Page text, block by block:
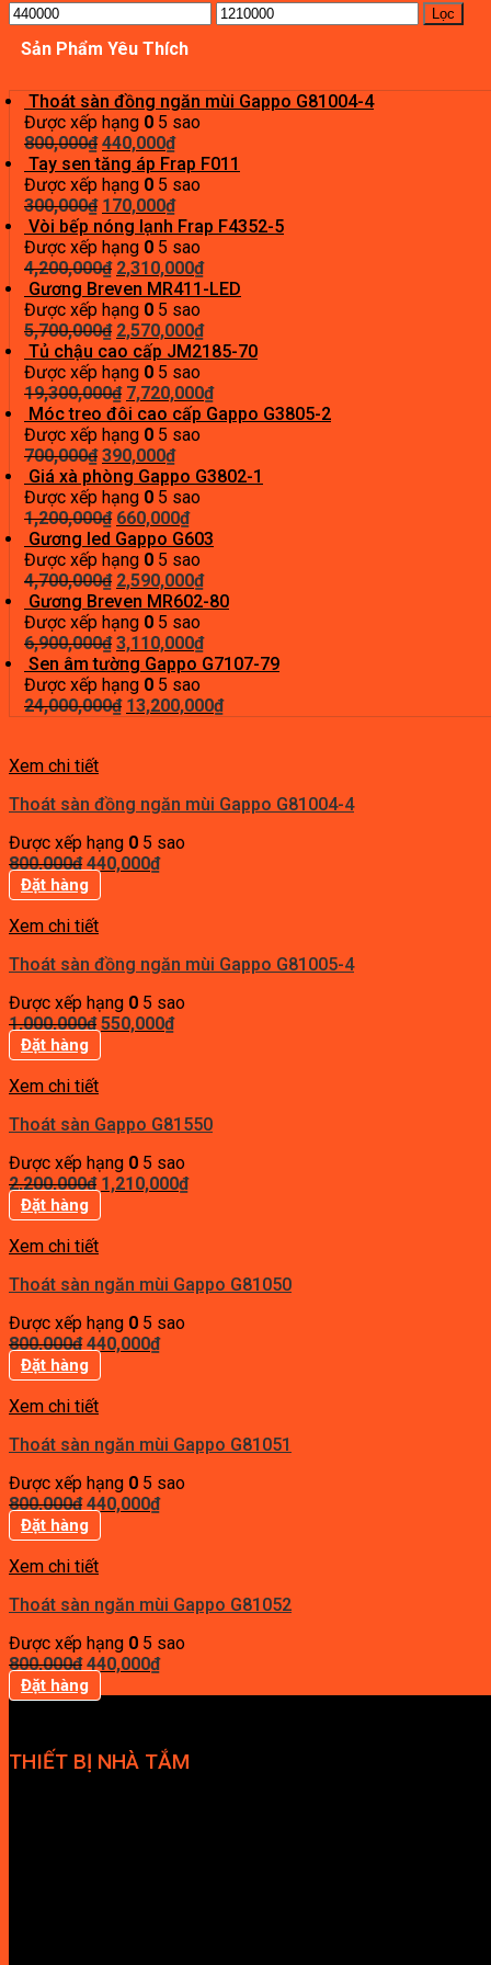
Giá
thấp
nhất
Giá
cao
Lọc
Sản Phẩm Yêu Thích
Thoát sàn đồng ngăn mùi Gappo G81004-4
Được xếp hạng 0 5 sao
800,000₫ Giá
gốc
là:
800,000₫.
440,000₫Giá
hiện
tại
là:
440,000₫.
Tay sen tăng áp Frap F011
Được xếp hạng 0 5 sao
300,000₫ Giá
gốc
là:
300,000₫.
170,000₫Giá
hiện
tại
là:
170,000₫.
Vòi bếp nóng lạnh Frap F4352-5
Được xếp hạng 0 5 sao
4,200,000₫ Giá
gốc
là:
4,200,000₫.
2,310,000₫Giá
hiện
là:
2,310,000₫.
Gương Breven MR411-LED
Được xếp hạng 0 5 sao
5,700,000₫ Giá
gốc
là:
5,700,000₫.
2,570,000₫Giá
hiện
là:
2,570,000₫.
Tủ chậu cao cấp JM2185-70
Được xếp hạng 0 5 sao
19,300,000₫ Giá
gốc
là:
19,300,000₫.
7,720,000₫Giá
hiện
7,720,000₫.
Móc treo đôi cao cấp Gappo G3805-2
Được xếp hạng 0 5 sao
700,000₫ Giá
gốc
là:
700,000₫.
390,000₫Giá
hiện
tại
là:
390,000₫.
Giá xà phòng Gappo G3802-1
Được xếp hạng 0 5 sao
1,200,000₫ Giá
gốc
là:
1,200,000₫.
660,000₫Giá
hiện
tại
là:
660,000₫.
Gương led Gappo G603
Được xếp hạng 0 5 sao
4,700,000₫ Giá
gốc
là:
4,700,000₫.
2,590,000₫Giá
hiện
là:
2,590,000₫.
Gương Breven MR602-80
Được xếp hạng 0 5 sao
6,900,000₫ Giá
gốc
là:
6,900,000₫.
3,110,000₫Giá
hiện
là:
Sen âm tường Gappo G7107-79
Được xếp hạng 0 5 sao
24,000,000₫ Giá
13,200,000₫Giá
Xem chi tiết
Thoát sàn đồng ngăn mùi Gappo G81004-4
Được xếp hạng 0 5 sao
800,000₫ Giá
gốc
là:
800,000₫.
440,000₫Giá
Đặt hàng
Xem chi tiết
Thoát sàn đồng ngăn mùi Gappo G81005-4
Được xếp hạng 0 5 sao
1,000,000₫ Giá
là:
550,000₫Giá
Đặt hàng
Xem chi tiết
Thoát sàn Gappo G81550
Được xếp hạng 0 5 sao
2,200,000₫ Giá
là:
1,210,000₫Giá
Đặt hàng
Xem chi tiết
Thoát sàn ngăn mùi Gappo G81050
Được xếp hạng 0 5 sao
800,000₫ Giá
gốc
là:
800,000₫.
440,000₫Giá
Đặt hàng
Xem chi tiết
Thoát sàn ngăn mùi Gappo G81051
Được xếp hạng 0 5 sao
800,000₫ Giá
gốc
là:
800,000₫.
440,000₫Giá
Đặt hàng
Xem chi tiết
Thoát sàn ngăn mùi Gappo G81052
Được xếp hạng 0 5 sao
800,000₫ Giá
gốc
là:
440,000₫Giá
440,000₫.
Đặt hàng
THIẾT BỊ NHÀ TẮM